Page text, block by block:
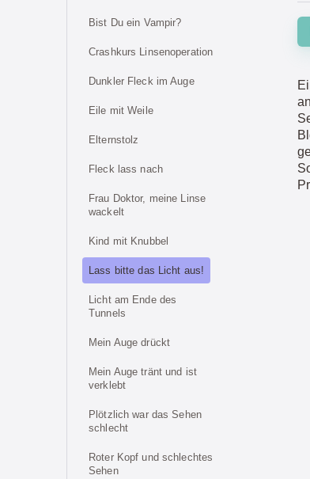
Bist Du ein Vampir?
Crashkurs Linsenoperation
Dunkler Fleck im Auge
Eile mit Weile
Elternstolz
Fleck lass nach
Frau Doktor, meine Linse
wackelt
Kind mit Knubbel
Lass bitte das Licht aus!
Licht am Ende des
Tunnels
Mein Auge drückt
Mein Auge tränt und ist
verklebt
Plötzlich war das Sehen
schlecht
Roter Kopf und schlechtes
Sehen